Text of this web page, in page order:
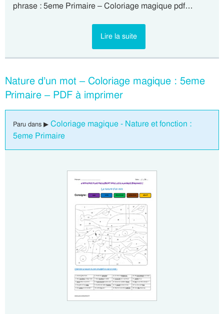
phrase : 5eme Primaire – Coloriage magique pdf…
Lire la suite
Nature d’un mot – Coloriage magique : 5eme
Primaire – PDF à imprimer
Paru dans ▶ Coloriage magique - Nature et fonction :
5eme Primaire